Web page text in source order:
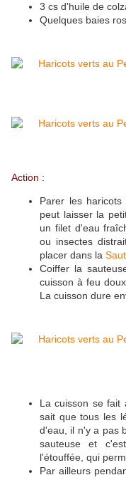
3 cs d'huile de
Quelques baies
Action :
Parer les
peut laisser la
un filet d'eau
ou insectes
placer dans la
Coiffer la
cuisson à feu
La cuisson dure
La cuisson se fait
sait que tous les
d'eau, il n'y a pas
sauteuse et
l'étouffée, qui
Par ailleurs